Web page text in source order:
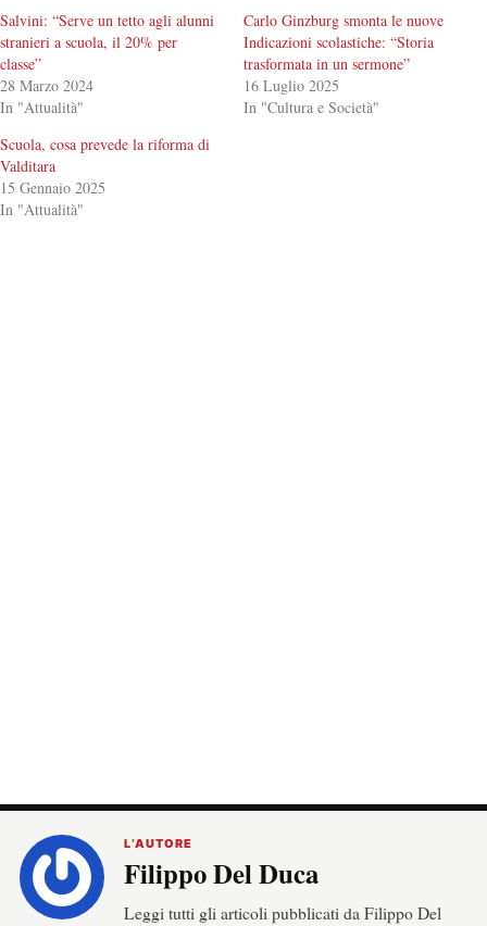
Salvini: “Serve un tetto agli alunni
stranieri a scuola, il 20% per
classe”
28 Marzo 2024
In "Attualità"
Carlo Ginzburg smonta le nuove
Indicazioni scolastiche: “Storia
trasformata in un sermone”
16 Luglio 2025
In "Cultura e Società"
Scuola, cosa prevede la riforma di
Valditara
15 Gennaio 2025
In "Attualità"
L’AUTORE
Filippo Del Duca
Leggi tutti gli articoli pubblicati da Filippo Del